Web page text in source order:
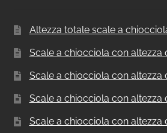
Altezza totale scale a
Scale a chiocciola con altezza
Scale a chiocciola con altezza
Scale a chiocciola con altezza
Scale a chiocciola con altezza